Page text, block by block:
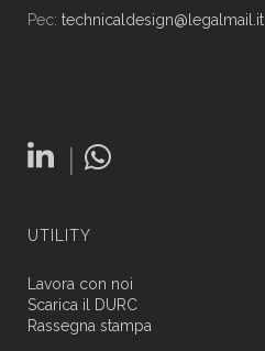
Pec: technicaldesign@legalmail.it
|
UTILITY
Lavora con noi
Scarica il DURC
Rassegna stampa